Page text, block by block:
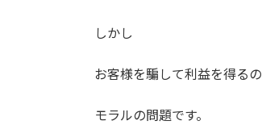
しかし
お客様を騙して利益を得る
モラルの問題です。